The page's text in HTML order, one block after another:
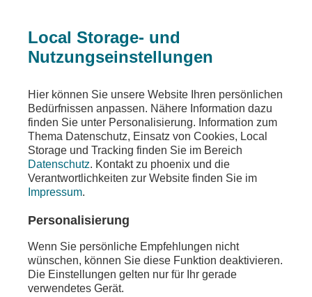
Ein Fehler ist aufgetreten
Die angeforderte Seite wurde nicht gefunden
Die von Ihnen gewünschten Inhalte sind unter der
aufgerufenen Adresse nicht oder auch nicht mehr
vorhanden. Möglicherweise haben Sie einen
veralteten Link oder ein altes Lesezeichen
Besuchen Sie unsereHomepage, um sich über
unser aktuelles Angebot zu informieren.
Local Storage- und
Nutzungseinstellungen
Hier können Sie unsere Website Ihren persönlichen
Bedürfnissen anpassen. Nähere Information dazu
finden Sie unter Personalisierung. Information zum
Thema Datenschutz, Einsatz von Cookies, Local
Storage und Tracking finden Sie im Bereich
Datenschutz. Kontakt zu phoenix und die
Verantwortlichkeiten zur Website finden Sie im
Impressum.
Personalisierung
Wenn Sie persönliche Empfehlungen nicht
wünschen, können Sie diese Funktion deaktivieren.
Die Einstellungen gelten nur für Ihr gerade
verwendetes Gerät.